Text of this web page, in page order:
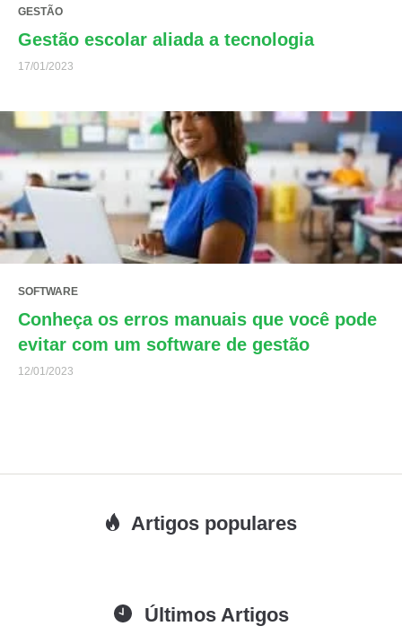
GESTÃO
Gestão escolar aliada a tecnologia
17/01/2023
SOFTWARE
Conheça os erros manuais que você pode
evitar com um software de gestão
12/01/2023
Artigos populares
Últimos Artigos